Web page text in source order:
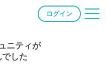
ログイン
ニティが
した